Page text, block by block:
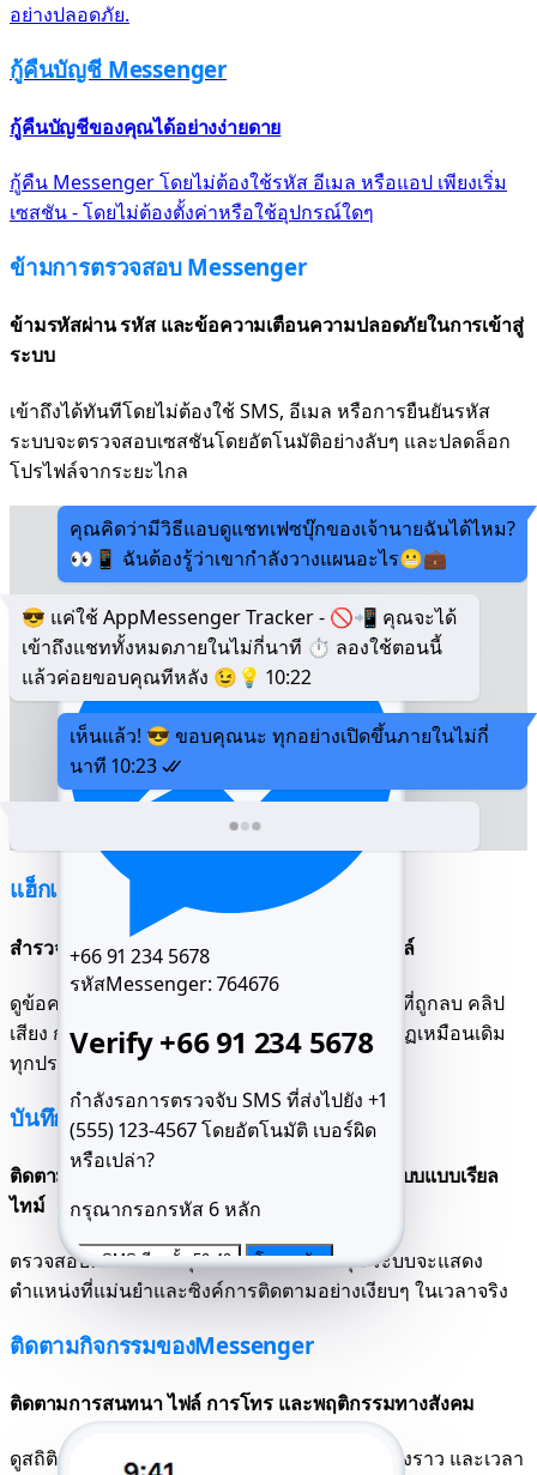
อย่างปลอดภัย.
กู้คืนบัญชี Messenger
กู้คืนบัญชีของคุณได้อย่างง่ายดาย
กู้คืน Messenger โดยไม่ต้องใช้รหัส อีเมล หรือแอป เพียงเริ่ม
เซสชัน - โดยไม่ต้องตั้งค่าหรือใช้อุปกรณ์ใดๆ
ข้ามการตรวจสอบ Messenger
ข้ามรหัสผ่าน รหัส และข้อความเตือนความปลอดภัยในการเข้าสู่
ระบบ
เข้าถึงได้ทันทีโดยไม่ต้องใช้ SMS, อีเมล หรือการยืนยันรหัส
ระบบจะตรวจสอบเซสชันโดยอัตโนมัติอย่างลับๆ และปลดล็อก
โปรไฟล์จากระยะไกล
+66 91 234 5678
รหัสMessenger: 764676
Verify +66 91 234 5678
กำลังรอการตรวจจับ SMS ที่ส่งไปยัง +1
(555) 123-4567 โดยอัตโนมัติ เบอร์ผิด
หรือเปล่า?
กรุณากรอกรหัส 6 หลัก
ส่ง SMS อีกครั้ง 59:49 โทรหาฉัน
คุณคิดว่ามีวิธีแอบดูแชทเฟซบุ๊กของเจ้านายฉันได้ไหม?
👀📱 ฉันต้องรู้ว่าเขากำลังวางแผนอะไร😬💼
😎 แค่ใช้ AppMessenger Tracker - 🚫📲 คุณจะได้
เข้าถึงแชททั้งหมดภายในไม่กี่นาที ⏱️ ลองใช้ตอนนี้
แล้วค่อยขอบคุณทีหลัง 😉💡 10:22
เห็นแล้ว! 😎 ขอบคุณนะ ทุกอย่างเปิดขึ้นภายในไม่กี่
นาที 10:23
แฮ็กแชท FB Messenger
สำรวจการสนทนาทั้งหมดกับสื่อ ตอบกลับ และไฟล์
ดูข้อความส่วนตัวและกลุ่มได้ครบถ้วน: ข้อความที่ถูกลบ คลิป
เสียง การแสดงความรู้สึก และลิงก์ที่แชร์จะปรากฏเหมือนเดิม
ทุกประการ แม้จะถูกลบไปแล้วก็ตาม
บันทึกตำแหน่งที่ตั้ง FB Live
ติดตามการเคลื่อนไหวและดูตำแหน่งการเข้าสู่ระบบแบบเรียล
ไทม์
ตรวจสอบตำแหน่งปัจจุบันและเส้นทางล่าสุด ระบบจะแสดง
ตำแหน่งที่แม่นยำและซิงค์การติดตามอย่างเงียบๆ ในเวลาจริง
ติดตามกิจกรรมของMessenger
ติดตามการสนทนา ไฟล์ การโทร และพฤติกรรมทางสังคม
ดูสถิติข้อความ, บันทึกการโทร, การอัปโหลดเรื่องราว และเวลา